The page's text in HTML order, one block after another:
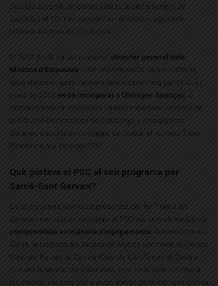
Justícia Juvenill, un càrrec adscrit al departament de
Justícia, i el 2011 es convertí en el director adjunt de
l’Oficina Antifrau de Catalunya.
El 2014 Batlle va ser nomenat director general dels
Mossos d’Esquadra i tres anys després va presentar la
seva dimissió, quan faltaven dos mesos i mig per l’1-O. El
març de 2019 es va incorporar a Units per Avançar, la
formació política creada per Ramon Espadaler després de
la fi d’Unió Democràtica de Catalunya, i en aquestes
darreres eleccions municipals va ocupar el número 3 per
Barcelona a la llista del PSC.
Què portava el PSC al seu programa per
Sarrià-Sant Gervasi?
En el programa municipal presentat per fer front a les
darreres eleccions municipals el PSC portava els següents
compromisos en màteria d’equipaments: la biblioteca de
Sarrià, la bilioteca als Jardins de Muñoz Ramonet, el Centre
Cívic del Putxet, el Centre Cívic de Can Ferrer, el Centre
Cultural al Mercat de Vallvidrera, una pista poliesportiva a
les Planes, casetes per a joves a Hort de la Vila, una escola